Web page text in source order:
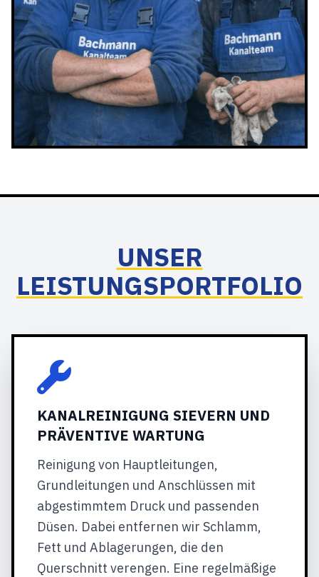
UNSER
LEISTUNGSPORTFOLIO
KANALREINIGUNG SIEVERN UND
PRÄVENTIVE WARTUNG
Reinigung von Hauptleitungen,
Grundleitungen und Anschlüssen mit
abgestimmtem Druck und passenden
Düsen. Dabei entfernen wir Schlamm,
Fett und Ablagerungen, die den
Querschnitt verengen. Eine regelmäßige